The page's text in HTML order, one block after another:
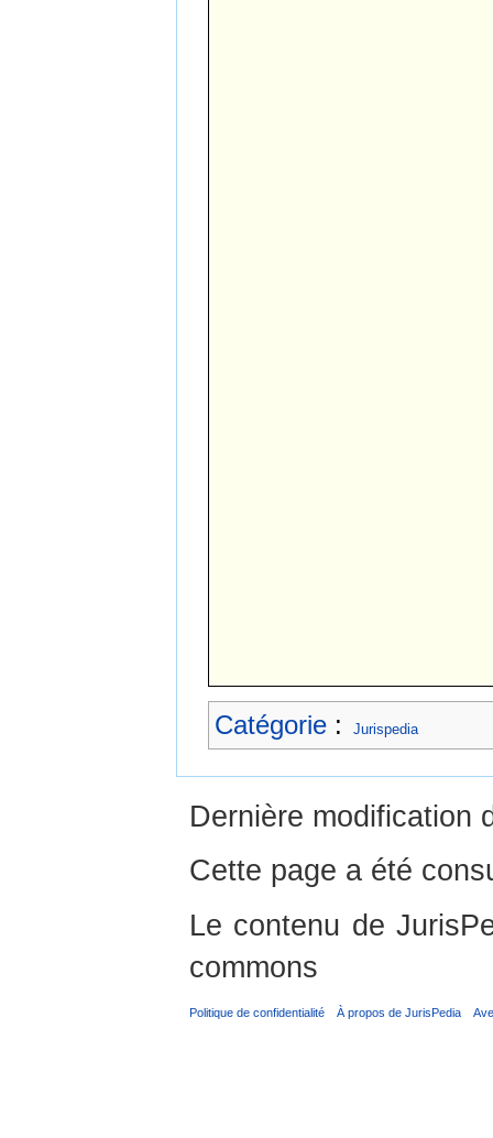
Catégorie : Jurispedia
Dernière modification
Cette page a été
Le contenu de
commons
Politique de confidentialité À propos de JurisPedia